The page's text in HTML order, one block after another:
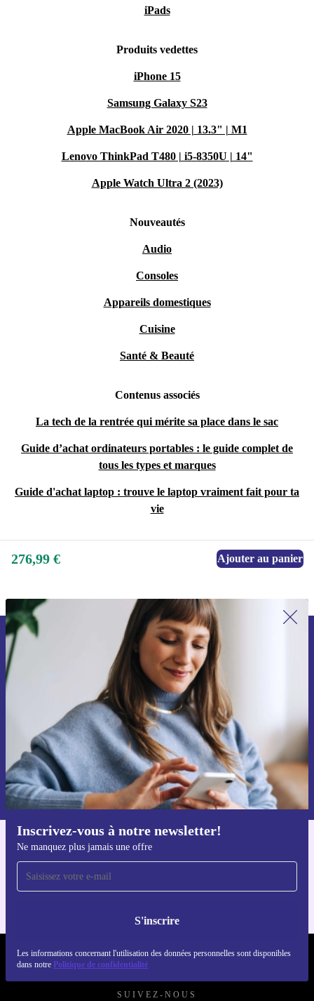
iPads
Produits vedettes
iPhone 15
Samsung Galaxy S23
Apple MacBook Air 2020 | 13.3" | M1
Lenovo ThinkPad T480 | i5-8350U | 14"
Apple Watch Ultra 2 (2023)
Nouveautés
Audio
Consoles
Appareils domestiques
Cuisine
Santé & Beauté
Contenus associés
La tech de la rentrée qui mérite sa place dans le sac
Guide d’achat ordinateurs portables : le guide complet de
tous les types et marques
Guide d'achat laptop : trouve le laptop vraiment fait pour ta
vie
276,99 € Ajouter au panier
Inscrivez-vous à notre newsletter!
Ne manquez plus jamais une offre
S'inscrire
Les informations concernant l'utilisation des données personnelles sont disponibles
dans notre Politique de confidentialité
Recevoir offres et infos de refurbed
par mail
Ne manquez plus aucune offre.
S'inscrire
Retrouvez les informations sur l'utilisation des données personnelles
dans notrepolitique de confidentialité.
Téléchargez l'application refurbed
Pour iOS et Android
REFURBED FRANCE - RETHINK NEW.
SUIVEZ-NOUS